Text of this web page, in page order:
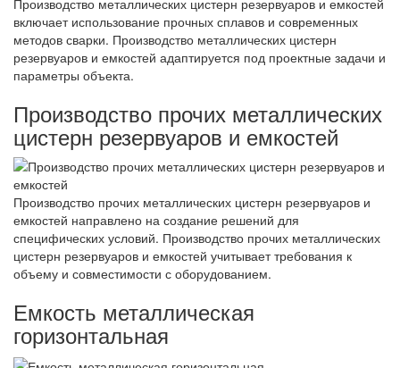
включает использование прочных сплавов и современных
методов сварки. Производство металлических цистерн
резервуаров и емкостей адаптируется под проектные задачи и
параметры объекта.
Производство прочих металлических
цистерн резервуаров и емкостей
Производство прочих металлических цистерн резервуаров и
емкостей направлено на создание решений для
специфических условий. Производство прочих металлических
цистерн резервуаров и емкостей учитывает требования к
объему и совместимости с оборудованием.
Емкость металлическая
горизонтальная